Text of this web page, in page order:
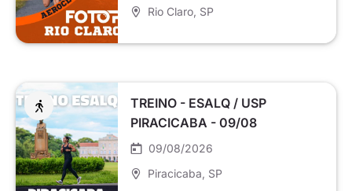
Rio Claro , SP
TREINO - ESALQ / USP
PIRACICABA - 09/08
09/08/2026
Piracicaba , SP